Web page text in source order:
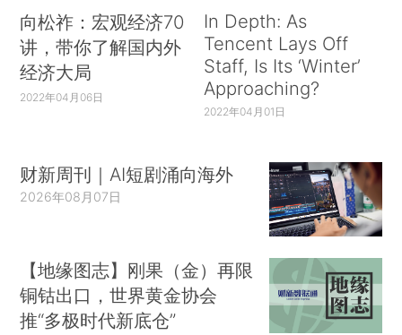
向松祚：宏观经济70
讲，带你了解国内外
经济大局
2022年04月06日
In Depth: As
Tencent Lays Off
Staff, Is Its ‘Winter’
Approaching?
2022年04月01日
财新周刊｜AI短剧涌向海外
2026年08月07日
【地缘图志】刚果（金）再限
铜钴出口，世界黄金协会
推“多极时代新底仓”